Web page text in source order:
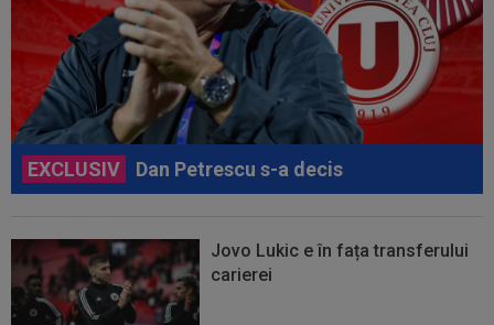
EXCLUSIV Dan Petrescu s-a decis
Jovo Lukic e în fața transferului
carierei